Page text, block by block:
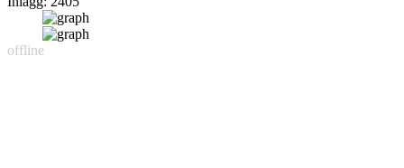
offline